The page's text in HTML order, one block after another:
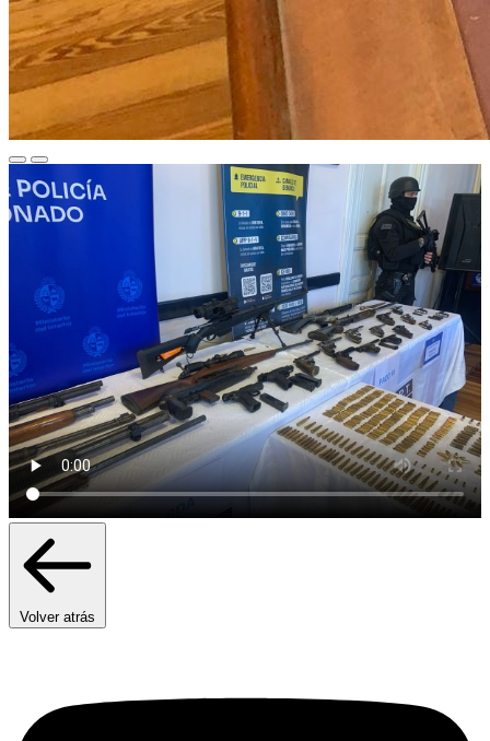
Volver atrás